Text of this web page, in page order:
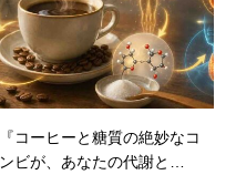
『コーヒーと糖質の絶妙なコ
ンビが、あなたの代謝と…